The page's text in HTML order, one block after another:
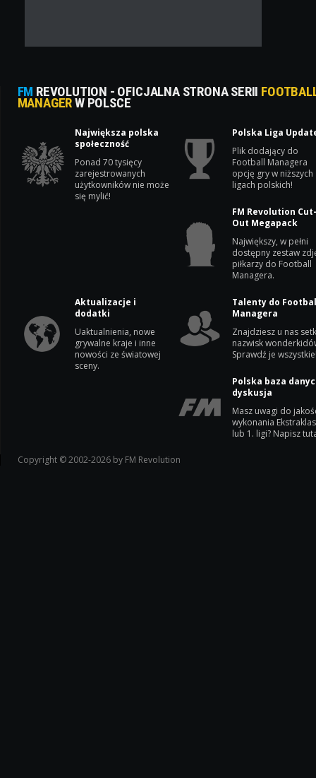
FM REVOLUTION - OFICJALNA STRONA SERII
MANAGERW POLSCE
Największa polska
społeczność
Ponad 70 tysięcy
zarejestrowanych
użytkowników nie może
się mylić!
Polska Liga
Plik dodający do
Football Managera
opcję gry w niższych
ligach polskich!
FM Revolution
Out Megapack
Największy, w pełni
dostępny zestaw
piłkarzy do Football
Managera.
Aktualizacje i
dodatki
Uaktualnienia, nowe
grywalne kraje i inne
nowości ze światowej
sceny.
Talenty do
Managera
Znajdziesz u nas
nazwisk
Sprawdź je
Polska baza
dyskusja
Masz uwagi do
wykonania
lub 1. ligi? Napisz
Copyright © 2002-2026 by FM Revolution